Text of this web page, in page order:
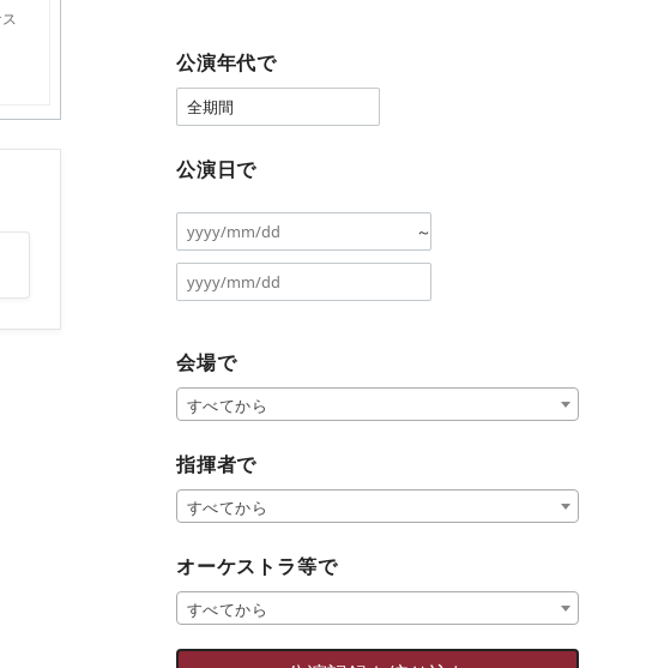
公演年代で
公演日で
～
会場で
すべてから
指揮者で
すべてから
オーケストラ等で
すべてから